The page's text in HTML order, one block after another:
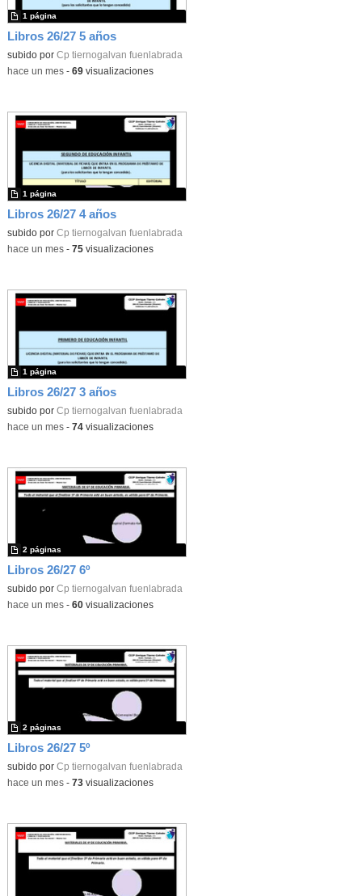
Libros 26/27 5 años
subido por Cp tiernogalvan fuenlabrada
1 página
-hace un mes- 69visualizaciones
Libros 26/27 4 años
subido por Cp tiernogalvan fuenlabrada
1 página
-hace un mes- 75visualizaciones
Libros 26/27 3 años
subido por Cp tiernogalvan fuenlabrada
1 página
-hace un mes- 74visualizaciones
Libros 26/27 6º
subido por Cp tiernogalvan fuenlabrada
2 páginas
-hace un mes- 60visualizaciones
Libros 26/27 5º
subido por Cp tiernogalvan fuenlabrada
2 páginas
-hace un mes- 73visualizaciones